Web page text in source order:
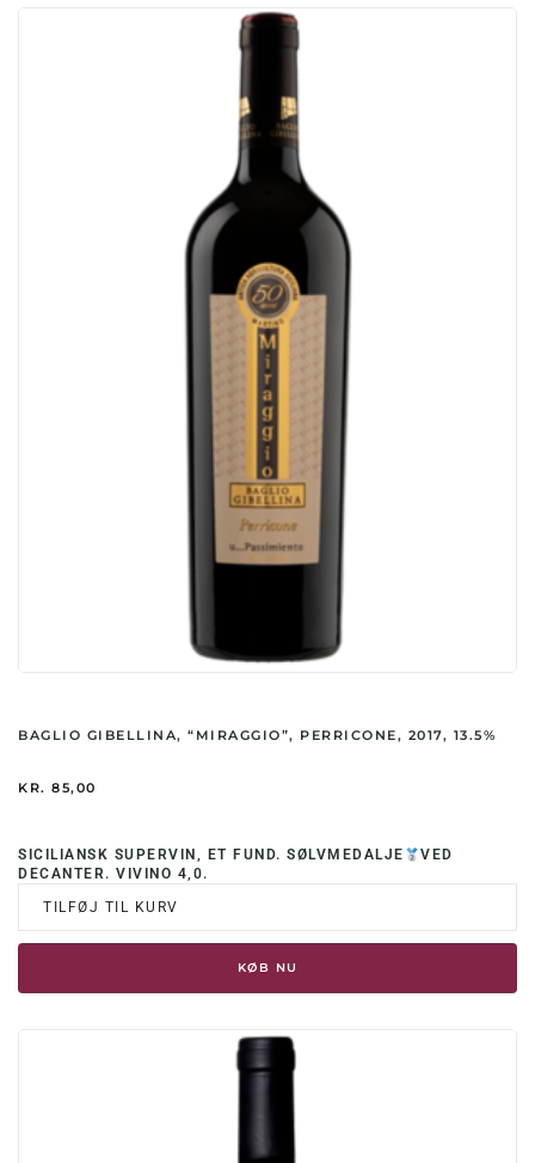
BAGLIO GIBELLINA, “MIRAGGIO”, PERRICONE, 2017, 13.5%
KR. 85,00
SICILIANSK SUPERVIN, ET FUND. SØLVMEDALJE
VED
DECANTER. VIVINO 4,0.
TILFØJ TIL KURV
KØB NU